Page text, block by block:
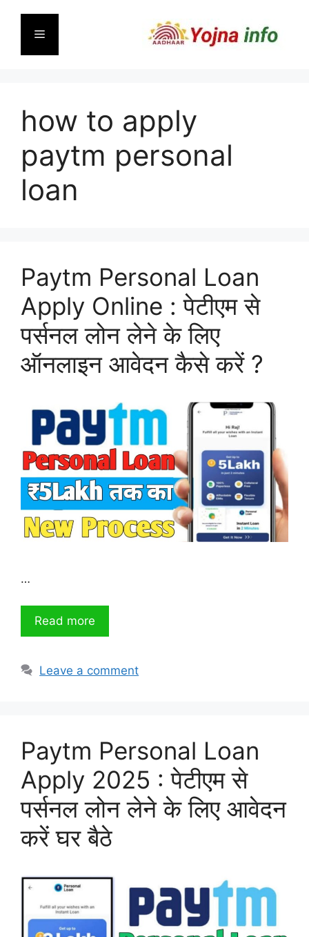
content
Menu
how to apply
paytm personal
loan
Paytm Personal Loan
Apply Online : पेटीएम से
पर्सनल लोन लेने के लिए
ऑनलाइन आवेदन कैसे करें ?
…
Read more
Leave a comment
Paytm Personal Loan
Apply 2025 : पेटीएम से
पर्सनल लोन लेने के लिए आवेदन
करें घर बैठे